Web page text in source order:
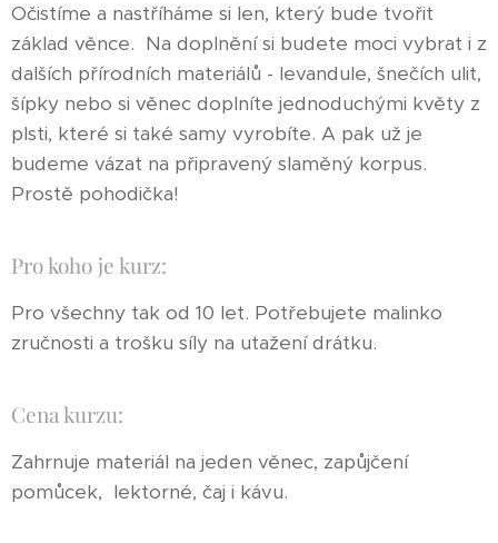
Očistíme a nastříháme si len, který bude tvořit
základ věnce. Na doplnění si budete moci vybrat i z
dalších přírodních materiálů - levandule, šnečích ulit,
šípky nebo si věnec doplníte jednoduchými květy z
plsti, které si také samy vyrobíte. A pak už je
budeme vázat na připravený slaměný korpus.
Prostě pohodička!
Pro koho je kurz:
Pro všechny tak od 10 let. Potřebujete malinko
zručnosti a trošku síly na utažení drátku.
Cena kurzu:
Zahrnuje materiál na jeden věnec, zapůjčení
pomůcek, lektorné, čaj i kávu.